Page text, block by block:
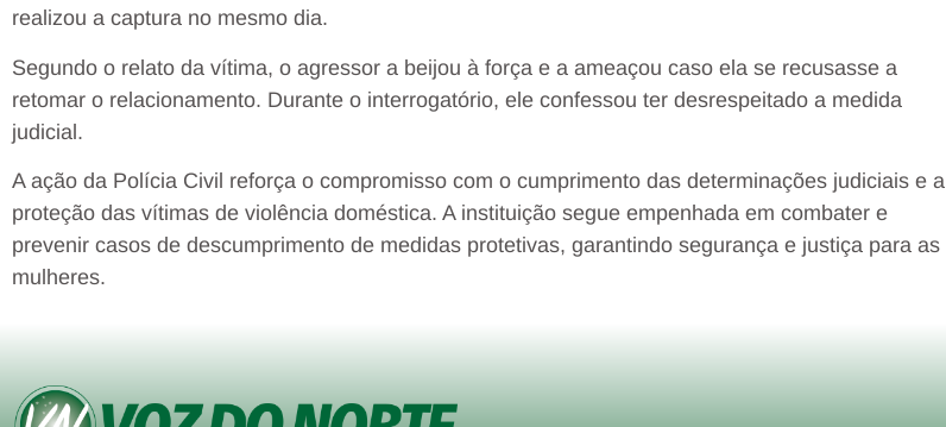
realizou a captura no mesmo dia.
Segundo o relato da vítima, o agressor a beijou à força e a ameaçou caso ela se recusasse a
retomar o relacionamento. Durante o interrogatório, ele confessou ter desrespeitado a medida
judicial.
A ação da Polícia Civil reforça o compromisso com o cumprimento das determinações judiciais e a
proteção das vítimas de violência doméstica. A instituição segue empenhada em combater e
prevenir casos de descumprimento de medidas protetivas, garantindo segurança e justiça para as
mulheres.